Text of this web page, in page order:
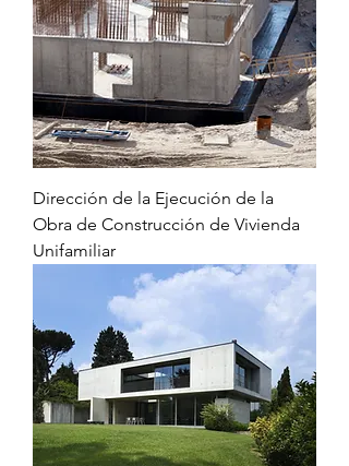
Dirección de la Ejecución de la
Obra de Construcción de Vivienda
Unifamiliar